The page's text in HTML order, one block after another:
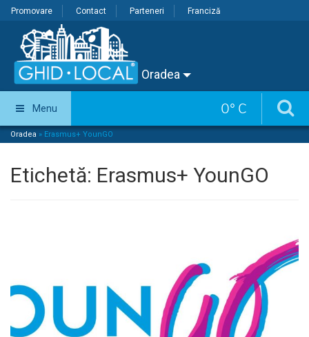
Promovare Contact Parteneri Franciză
Oradea
0° C
Menu
Oradea » Erasmus+ YounGO
Etichetă: Erasmus+ YounGO